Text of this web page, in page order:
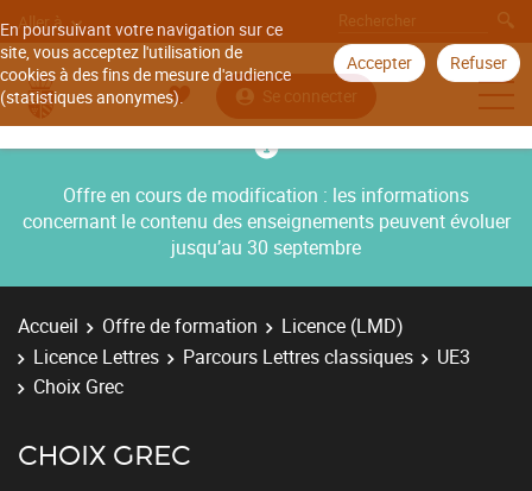
En poursuivant votre navigation sur ce
site, vous acceptez l'utilisation de
cookies à des fins de mesure d'audience
(statistiques anonymes).
Accepter Refuser
Aller à
Se connecter
Offre en cours de modification : les informations
concernant le contenu des enseignements peuvent évoluer
jusqu’au 30 septembre
Accueil Offre de formation
Licence (LMD)
Licence Lettres
Parcours Lettres classiques
UE3
Choix Grec
CHOIX GREC